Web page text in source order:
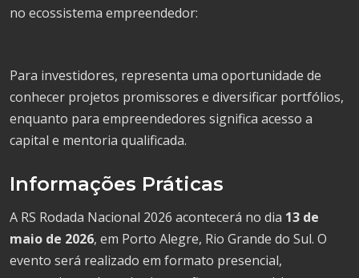
no ecossistema empreendedor:
Para investidores, representa uma oportunidade de
conhecer projetos promissores e diversificar portfólios,
enquanto para empreendedores significa acesso a
capital e mentoria qualificada.
Informações Práticas
A RS Rodada Nacional 2026 acontecerá no dia 13 de
maio de 2026, em Porto Alegre, Rio Grande do Sul. O
evento será realizado em formato presencial,